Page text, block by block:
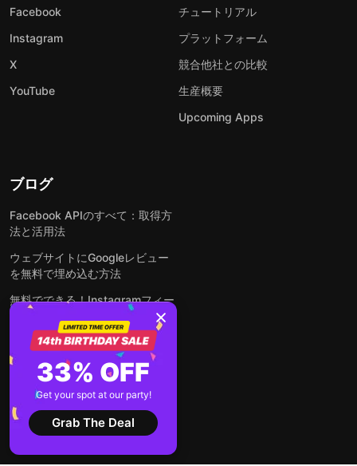
Facebook
Instagram
X
YouTube
チュートリアル
プラットフォーム
競合他社との比較
生産概要
Upcoming Apps
ブログ
Facebook APIのすべて：取得方
法と活用法
ウェブサイトにGoogleレビュー
を無料で埋め込む方法
無料でできる！Instagramフィー
ドをウェブサイトに埋め込む方法
どんなウェブサイトにも無料でフ
ォームを埋め込む方法
WordPressサイトにLinkedInフ
ィードを埋め込む方法は？
全ての投稿を見る
33% OFF
Get your spot at our party!
Grab The Deal